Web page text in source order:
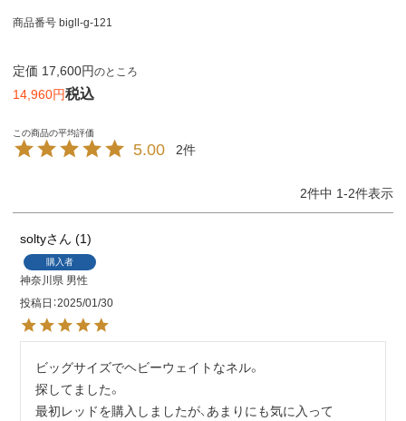
商品番号 bigll-g-121
定価 17,600 のところ
14,960 税込
5.00 2
2件中 1-2件表示
solty 1
購入者
神奈川県 男性
投稿日 2025/01/30
ビッグサイズでヘビーウェイトなネル。
探してました。
最初レッドを購入しましたが、あまりにも気に入って